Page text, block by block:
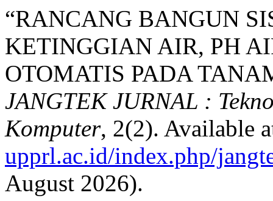
“RANCANG BANGUN
KETINGGIAN AIR, PH
OTOMATIS PADA
JANGTEK JURNAL :
Komputer, 2(2). Available
upprl.ac.id/index.php/
August 2026).